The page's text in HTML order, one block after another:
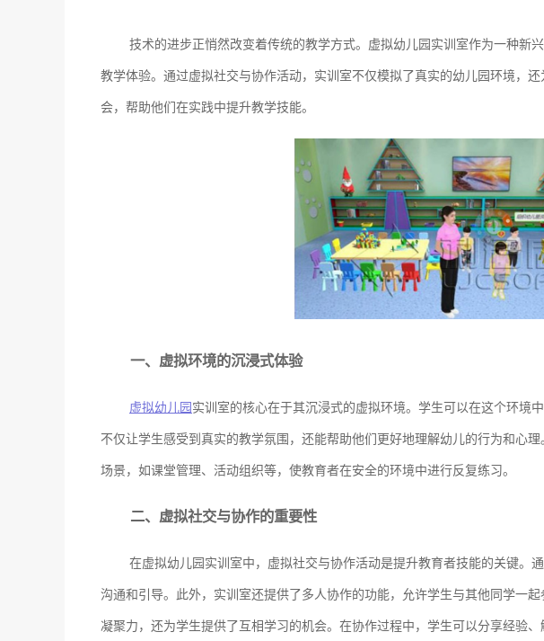
技术的进步正悄然改变着传统的教学方式。虚拟幼儿园实训室作为一种新
教学体验。通过虚拟社交与协作活动，实训室不仅模拟了真实的幼儿园环境，
会，帮助他们在实践中提升教学技能。
一、虚拟环境的沉浸式体验
虚拟幼儿园实训室的核心在于其沉浸式的虚拟环境。学生可以在这个环境
不仅让学生感受到真实的教学氛围，还能帮助他们更好地理解幼儿的行为和心
场景，如课堂管理、活动组织等，使教育者在安全的环境中进行反复练习。
二、虚拟社交与协作的重要性
在虚拟幼儿园实训室中，虚拟社交与协作活动是提升教育者技能的关键。
沟通和引导。此外，实训室还提供了多人协作的功能，允许学生与其他同学一
凝聚力，还为学生提供了互相学习的机会。在协作过程中，学生可以分享经验、